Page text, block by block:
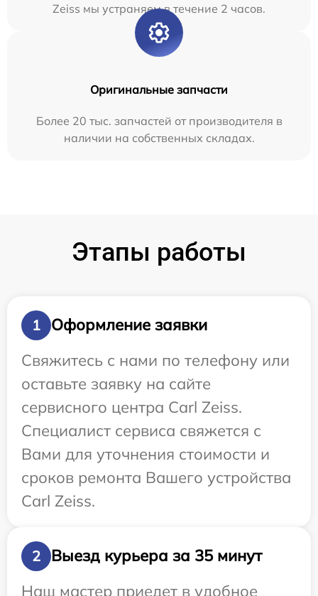
Zeiss мы устраняем в течение 2 часов.
Оригинальные запчасти
Более 20 тыс. запчастей от производителя в
наличии на собственных складах.
Этапы работы
1
Оформление заявки
Свяжитесь с нами по телефону или
оставьте заявку на сайте
сервисного центра Carl Zeiss.
Специалист сервиса свяжется с
Вами для уточнения стоимости и
сроков ремонта Вашего устройства
Carl Zeiss.
2
Выезд курьера за 35 минут
Наш мастер приедет в удобное